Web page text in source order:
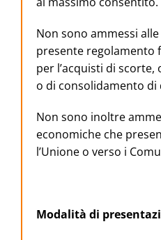
Non sono ammessi
presente regolamento
per l’acquisti di
o di consolidamento di
Non sono inoltre
economiche che
l’Unione o verso i
Modalità di